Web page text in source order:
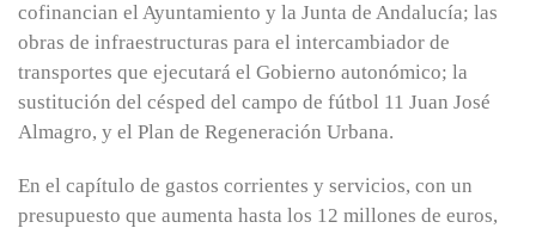
cofinancian el Ayuntamiento y la Junta de Andalucía; las
obras de infraestructuras para el intercambiador de
transportes que ejecutará el Gobierno autonómico; la
sustitución del césped del campo de fútbol 11 Juan José
Almagro, y el Plan de Regeneración Urbana.
En el capítulo de gastos corrientes y servicios, con un
presupuesto que aumenta hasta los 12 millones de euros,